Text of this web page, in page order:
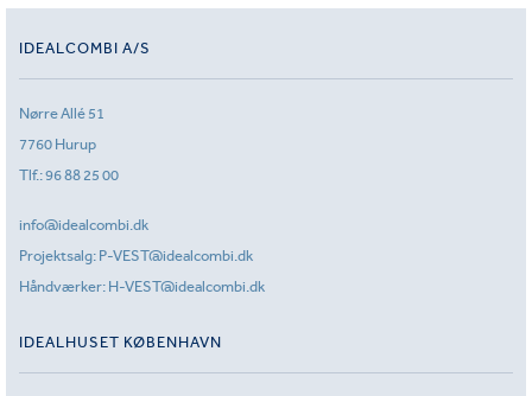
IDEALCOMBI A/S
Nørre Allé 51
7760 Hurup
Tlf.:96 88 25 00
info@idealcombi.dk
Projektsalg: P-VEST@idealcombi.dk
Håndværker: H-VEST@idealcombi.dk
IDEALHUSET KØBENHAVN